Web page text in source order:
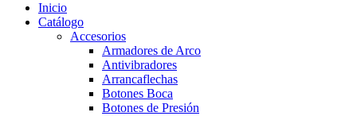
Inicio
Catálogo
Accesorios
Armadores de Arco
Antivibradores
Arrancaflechas
Botones Boca
Botones de Presión